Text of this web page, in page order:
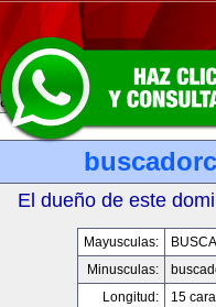
El dueño de este
Mayusculas:
Minusculas:
Longitud:
15